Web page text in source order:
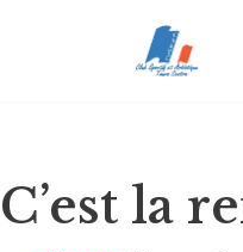
C’est la